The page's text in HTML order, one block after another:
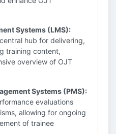
Systems (LMS):
hub for delivering,
training content,
overview of OJT
Systems (PMS):
evaluations
allowing for ongoing
of trainee